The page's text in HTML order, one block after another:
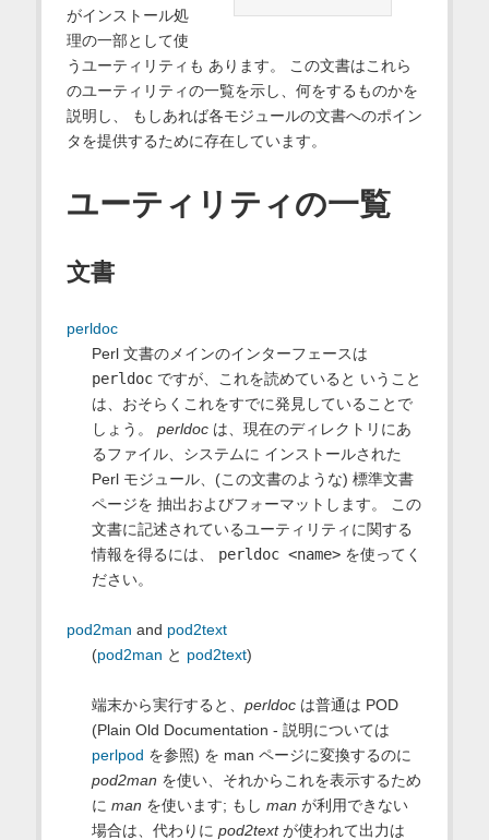
がインストール処
理の一部として使
うユーティリティも あります。 この文書はこれら
のユーティリティの一覧を示し、何をするものかを
説明し、 もしあれば各モジュールの文書へのポイン
タを提供するために存在しています。
ユーティリティの一覧
文書
perldoc
Perl 文書のメインのインターフェースは
perldocですが、これを読めていると いうこと
は、おそらくこれをすでに発見していることで
しょう。 perldocは、現在のディレクトリにあ
るファイル、システムに インストールされた
Perl モジュール、(この文書のような) 標準文書
ページを 抽出およびフォーマットします。 この
文書に記述されているユーティリティに関する
情報を得るには、 perldoc <name>を使ってく
ださい。
pod2man and pod2text
(pod2man と pod2text)
端末から実行すると、 perldocは普通は POD
(Plain Old Documentation - 説明については
perlpod を参照) を man ページに変換するのに
pod2man を使い、それからこれを表示するため
に man を使います; もし man が利用できない
場合は、代わりに pod2textが使われて出力は